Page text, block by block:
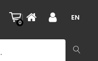
0
| EN